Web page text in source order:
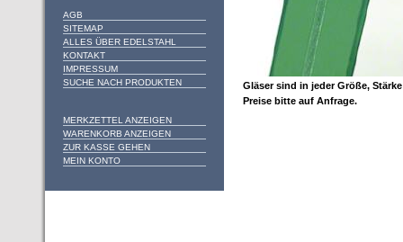
AGB
SITEMAP
ALLES ÜBER EDELSTAHL
KONTAKT
IMPRESSUM
SUCHE NACH PRODUKTEN
MERKZETTEL ANZEIGEN
WARENKORB ANZEIGEN
ZUR KASSE GEHEN
MEIN KONTO
Gläser sind in jeder Größe,
Preise bitte auf Anfrage.